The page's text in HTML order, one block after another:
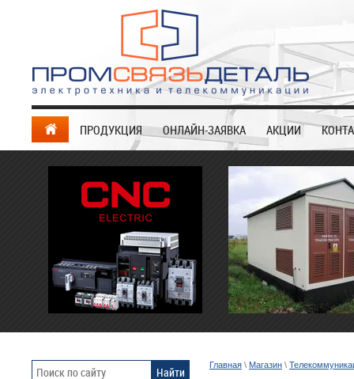
ПРОДУКЦИЯ ОНЛАЙН-ЗАЯВКА АКЦИИ
Главная \ Магазин \